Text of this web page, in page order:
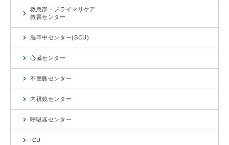
救急部・プライマリケア
教育センター
脳卒中センター(SCU)
心臓センター
不整脈センター
内視鏡センター
呼吸器センター
ICU